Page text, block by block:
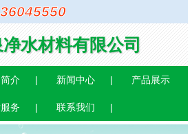
水材料有限公司
介 新闻中心 产品展示
务 联系我们